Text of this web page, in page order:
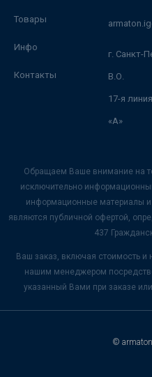
Товары
Инфо
Контакты
г. Санкт-
В.О.
17-я
«А»
Обращаем Ваше внимание на
исключительно
информационные материалы
являются публичной офертой,
437
Ваш заказ, включая стоимость и
нашим менеджером
указанный Вами при заказе
©